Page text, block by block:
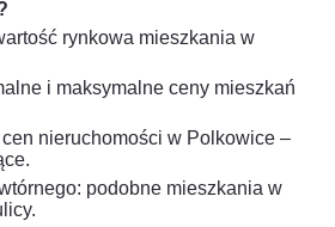
rynkowa mieszkania w
i maksymalne ceny mieszkań
nieruchomości w Polkowice –
podobne mieszkania w